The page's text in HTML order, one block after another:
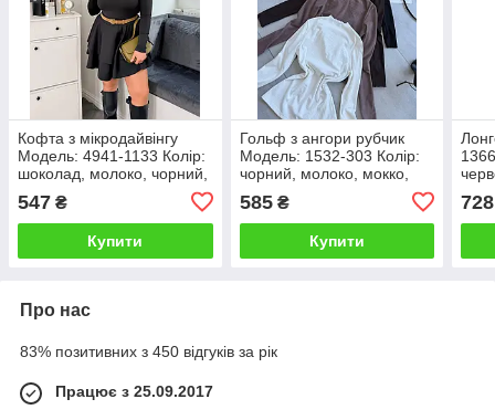
Кофта з мікродайвінгу
Модель: 4941-1133 Колір:
шоколад, молоко, чорний,
547 ₴
Купити
Гольф з ангори рубчик
Модель: 1532-303 Колір:
чорний, молоко, мокко,
585₴
Купити
728
Про нас
83% позитивних з 450 відгуків за рік
Працює з 25.09.2017